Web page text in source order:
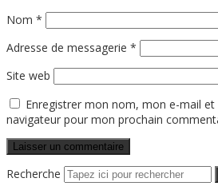
Nom *
Adresse de messagerie *
Site web
Enregistrer mon nom, mon e-mail
navigateur pour mon prochain
Recherche